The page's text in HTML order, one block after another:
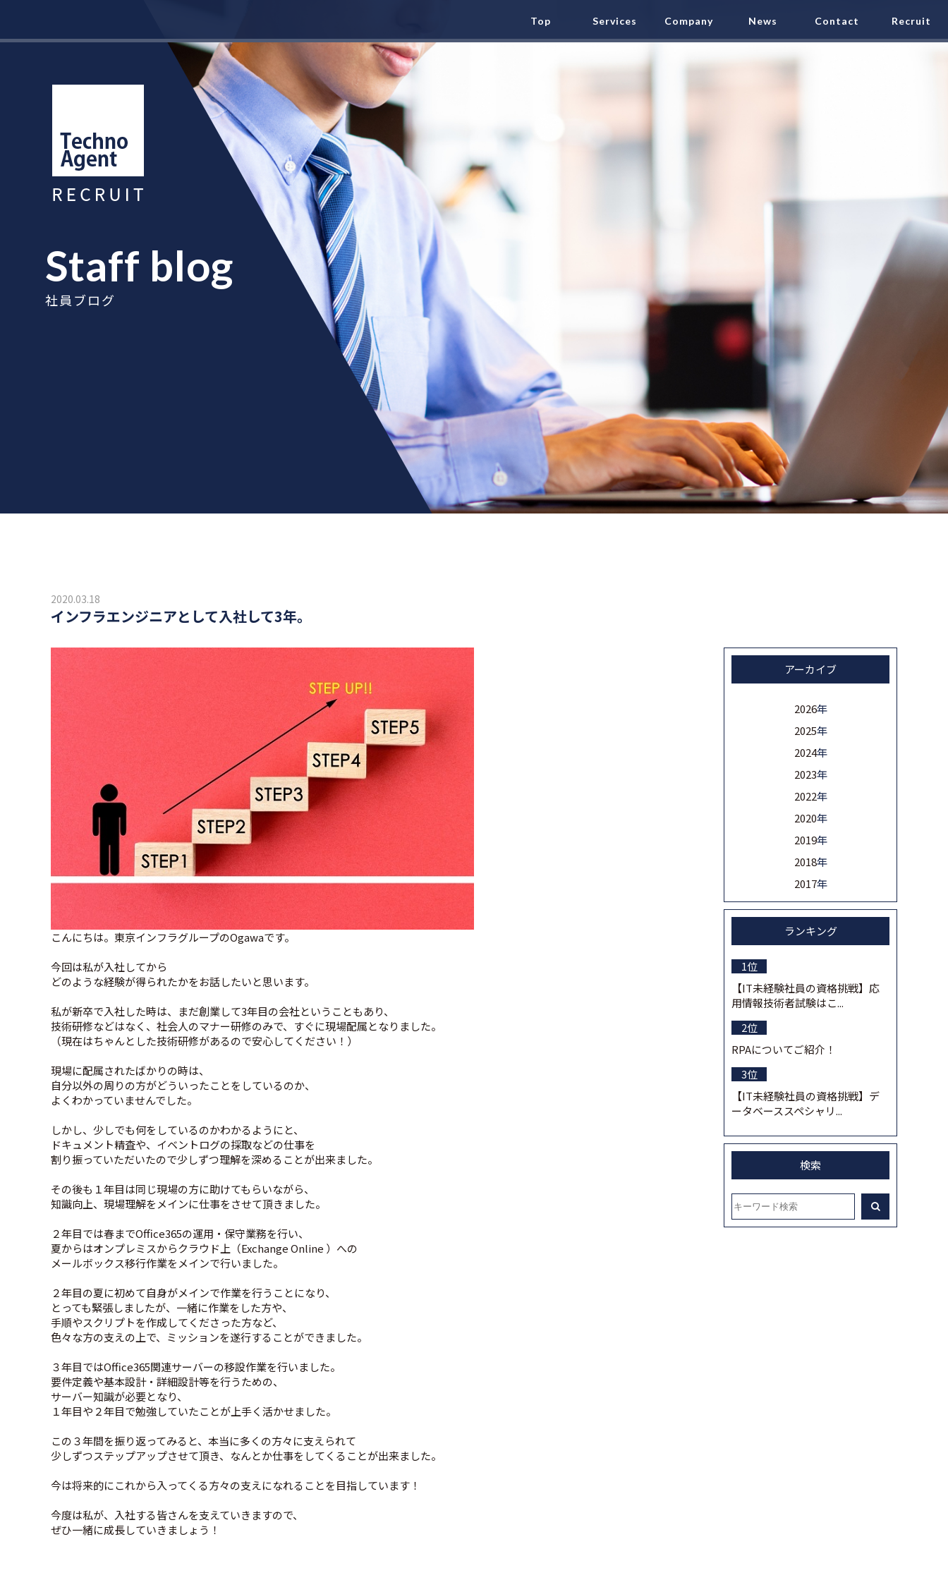
Top Services Company News Contact Recruit
Staff blog
社員ブログ
2020.03.18
インフラエンジニアとして入社して3年。
こんにちは。東京インフラグループのOgawaです。
今回は私が入社してから
どのような経験が得られたかをお話したいと思います。
私が新卒で入社した時は、まだ創業して3年目の会社ということもあり、
技術研修などはなく、社会人のマナー研修のみで、すぐに現場配属となりました。
（現在はちゃんとした技術研修があるので安心してください！）
現場に配属されたばかりの時は、
自分以外の周りの方がどういったことをしているのか、
よくわかっていませんでした。
しかし、少しでも何をしているのかわかるようにと、
ドキュメント精査や、イベントログの採取などの仕事を
割り振っていただいたので少しずつ理解を深めることが出来ました。
その後も１年目は同じ現場の方に助けてもらいながら、
知識向上、現場理解をメインに仕事をさせて頂きました。
２年目では春までOffice365の運用・保守業務を行い、
夏からはオンプレミスからクラウド上（Exchange Online ）への
メールボックス移行作業をメインで行いました。
２年目の夏に初めて自身がメインで作業を行うことになり、
とっても緊張しましたが、一緒に作業をした方や、
手順やスクリプトを作成してくださった方など、
色々な方の支えの上で、ミッションを遂行することができました。
３年目ではOffice365関連サーバーの移設作業を行いました。
要件定義や基本設計・詳細設計等を行うための、
サーバー知識が必要となり、
１年目や２年目で勉強していたことが上手く活かせました。
この３年間を振り返ってみると、本当に多くの方々に支えられて
少しずつステップアップさせて頂き、なんとか仕事をしてくることが出来ました。
今は将来的にこれから入ってくる方々の支えになれることを目指しています！
今度は私が、入社する皆さんを支えていきますので、
ぜひ一緒に成長していきましょう！
アーカイブ
2026年
2025年
2024年
2023年
2022年
2020年
2019年
2018年
2017年
ランキング
【IT未経験社員の資格挑戦】応
用情報技術者試験はこ...
RPAについてご紹介！
【IT未経験社員の資格挑戦】デ
ータベーススペシャリ...
検索